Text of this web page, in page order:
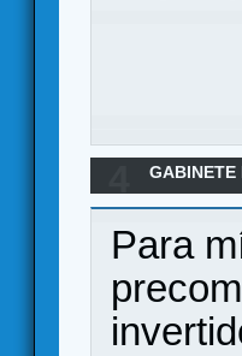
GABINETE
Para